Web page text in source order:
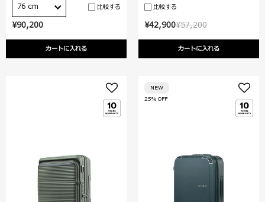
¥90,200
カートに入れる
76 cm 比較する
¥57,200
¥42,900
カートに入れる
比較する
25% OFF
NEW